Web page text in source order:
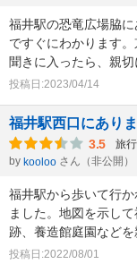
福井駅の恐竜広場脇
ですぐにわかります
聞きに入ったら、親
投稿日:2023/04/14
福井駅西口にあり
3.5 旅
by kooloo さん（非公開）
福井駅から歩いて行
ました。地図を示し
跡、養造館庭園などを
投稿日:2022/08/01